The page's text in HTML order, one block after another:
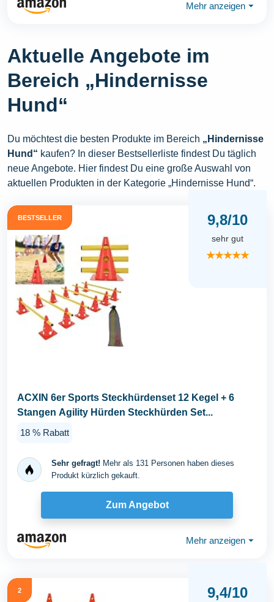
Mehr anzeigen ⏷
Aktuelle Angebote im
Bereich „Hindernisse
Hund“
Du möchtest die besten Produkte im Bereich „Hindernisse
Hund“ kaufen? In dieser Bestsellerliste findest Du täglich
neue Angebote. Hier findest Du eine große Auswahl von
aktuellen Produkten in der Kategorie „Hindernisse Hund“.
BESTSELLER 9,8/10
sehr gut
★★★★★
ACXIN 6er Sports Steckhürdenset 12 Kegel + 6
Stangen Agility Hürden Steckhürden Set...
18 % Rabatt
Sehr gefragt! Mehr als 131 Personen haben dieses
Produkt kürzlich gekauft.
Zum Angebot
Mehr anzeigen ⏷
2 9,4/10